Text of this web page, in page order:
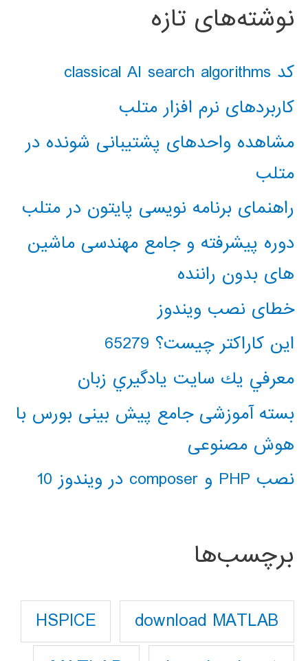
نوشته‌های تازه
کد classical AI search algorithms
کاربردهای نرم افزار متلب
مشاهده واحدهای پشتیبانی شونده در
متلب
راهنمای برنامه نویسی پایتون در متلب
دوره پیشرفته و جامع مهندسی ماشین
های بدون راننده
خطای نصب ویندوز
این کاراکتر چیست؟ 65279
معرفي يك سايت يادگيري زبان
بسته آموزشی جامع پیش بینی بورس با
هوش مصنوعی
نصب PHP و composer در ویندوز 10
برچسب‌ها
download MATLAB
HSPICE